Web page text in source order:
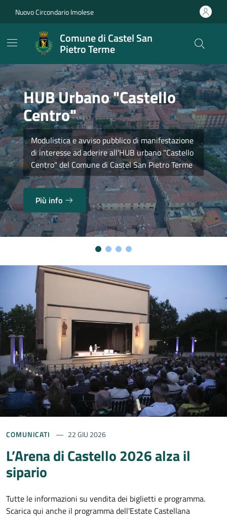
Nuovo Circondario Imolese
Comune di Castel San
Pietro Terme
HUB Urbano "Castello
Centro"
Modulistica e avviso pubblico di manifestazione
di interesse ad aderire all'HUB urbano "Castello
Centro" del Comune di Castel San Pietro Terme
Più info
Contenuti in evidenza
COMUNICATI 22 GIU 2026
L’Arena di Castello 2026 alza il
sipario
Tutte le informazioni su vendita dei biglietti e programma.
Scarica qui anche il programma dell'Estate Castellana